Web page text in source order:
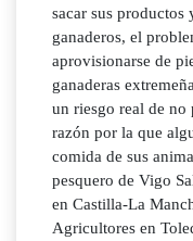
sacar sus productos
ganaderos, el
aprovisionarse de
ganaderas
un riesgo real de no
razón por la que
comida de sus
pesquero de Vigo
en Castilla-La
Agricultores en